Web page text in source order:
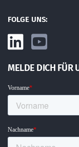
FOLGE UNS:
MELDE DICH FÜR